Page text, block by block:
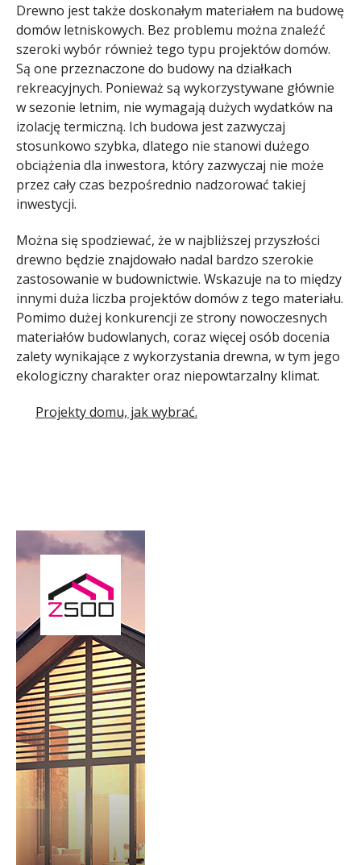
Drewno jest także doskonałym materiałem na budowę
domów letniskowych. Bez problemu można znaleźć
szeroki wybór również tego typu projektów domów.
Są one przeznaczone do budowy na działkach
rekreacyjnych. Ponieważ są wykorzystywane głównie
w sezonie letnim, nie wymagają dużych wydatków na
izolację termiczną. Ich budowa jest zazwyczaj
stosunkowo szybka, dlatego nie stanowi dużego
obciążenia dla inwestora, który zazwyczaj nie może
przez cały czas bezpośrednio nadzorować takiej
inwestycji.
Można się spodziewać, że w najbliższej przyszłości
drewno będzie znajdowało nadal bardzo szerokie
zastosowanie w budownictwie. Wskazuje na to między
innymi duża liczba projektów domów z tego materiału.
Pomimo dużej konkurencji ze strony nowoczesnych
materiałów budowlanych, coraz więcej osób docenia
zalety wynikające z wykorzystania drewna, w tym jego
ekologiczny charakter oraz niepowtarzalny klimat.
Projekty domu, jak wybrać.